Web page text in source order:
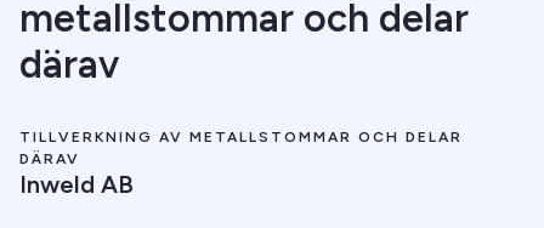
ÅRETS VINNARE
BRANSCHER
SÖK
metallstommar och delar
därav
TILLVERKNING AV METALLSTOMMAR OCH DELAR
DÄRAV
Inweld AB